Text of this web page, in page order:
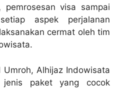
pemrosesan visa sampai
aspek perjalanan
cermat oleh tim
Umroh, Alhijaz Indowisata
jenis paket yang cocok